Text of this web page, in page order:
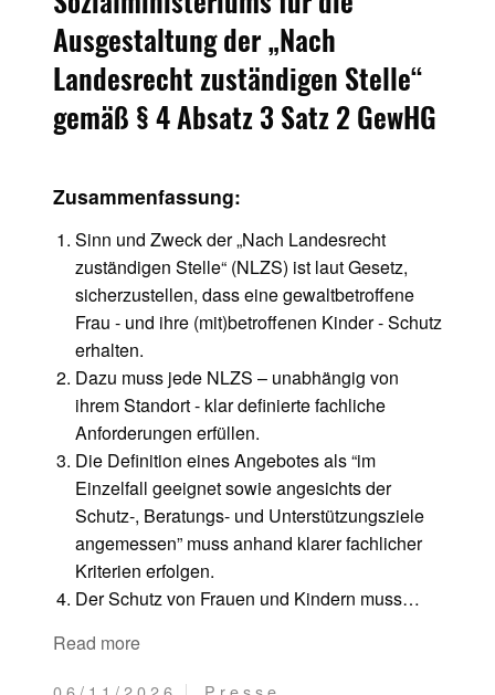
Ausgestaltung der „Nach
Landesrecht zuständigen Stelle“
gemäß § 4 Absatz 3 Satz 2 GewHG
Zusammenfassung:
Sinn und Zweck der „Nach Landesrecht
zuständigen Stelle“ (NLZS) ist laut Gesetz,
sicherzustellen, dass eine gewaltbetroffene
Frau - und ihre (mit)betroffenen Kinder - Schutz
erhalten.
Dazu muss jede NLZS – unabhängig von
ihrem Standort - klar definierte fachliche
Anforderungen erfüllen.
Die Definition eines Angebotes als “im
Einzelfall geeignet sowie angesichts der
Schutz-, Beratungs- und Unterstützungsziele
angemessen” muss anhand klarer fachlicher
Kriterien erfolgen.
Der Schutz von Frauen und Kindern muss…
Read more